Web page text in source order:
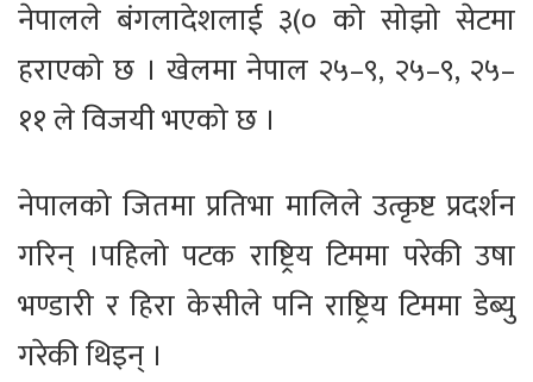
नेपालले बंगलादेशलाई ३(० को सोझो सेटमा
हराएको छ । खेलमा नेपाल २५–९, २५–९, २५–
११ ले विजयी भएको छ ।
नेपालको जितमा प्रतिभा मालिले उत्कृष्ट प्रदर्शन
गरिन् ।पहिलो पटक राष्ट्रिय टिममा परेकी उषा
भण्डारी र हिरा केसीले पनि राष्ट्रिय टिममा डेब्यु
गरेकी थिइन् ।